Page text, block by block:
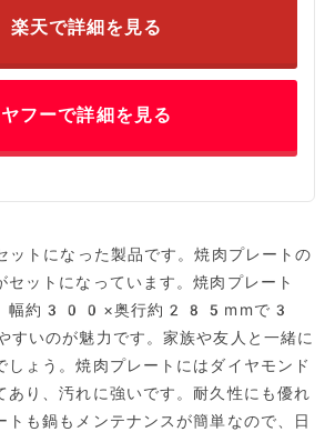
楽天で詳細を見る
ヤフーで詳細を見る
ットになった製品です。焼肉プレートの
セットになっています。焼肉プレート
、幅約300×奥行約285mmで3
いのが魅力です。家族や友人と一緒に
しょう。焼肉プレートにはダイヤモンド
あり、汚れに強いです。耐久性にも優れ
トも鍋もメンテナンスが簡単なので、日